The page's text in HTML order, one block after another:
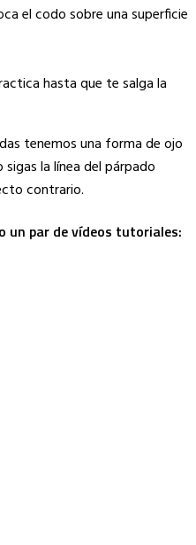
el codo sobre una superficie
hasta que te salga la
tenemos una forma de ojo
la línea del párpado
contrario.
un par de vídeos tutoriales: